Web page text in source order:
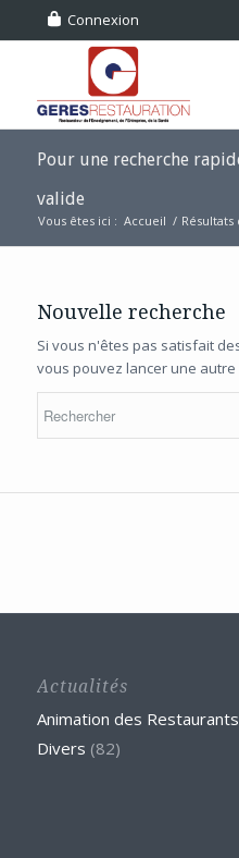
Connexion
Pour une recherche
valide
Vous êtes ici : Accueil /
Nouvelle recherche
Si vous n'êtes pas satisfait
vous pouvez lancer une autre
Actualités
Animation des Restaurants
Divers (82)